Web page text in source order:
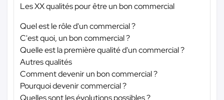
Les XX qualités pour être un bon commercial
Quel est le rôle d'un commercial ?
C'est quoi, un bon commercial ?
Quelle est la première qualité d'un commercial ?
Autres qualités
Comment devenir un bon commercial ?
Pourquoi devenir commercial ?
Quelles sont les évolutions possibles ?